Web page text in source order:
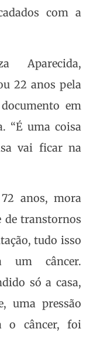
com a
22 anos pela
em
“É uma coisa
vai ficar na
anos, mora
de transtornos
tudo isso
um câncer.
só a casa,
uma pressão
o câncer, foi